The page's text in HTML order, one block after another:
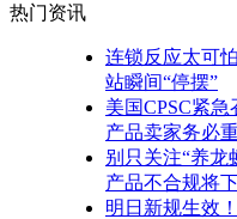
热门资讯
连锁反应太可
站瞬间“停摆”
美国CPSC紧
产品卖家务必
别只关注“养龙
产品不合规将
明日新规生效